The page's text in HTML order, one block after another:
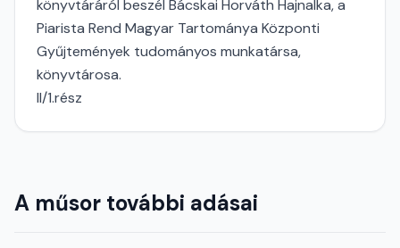
könyvtáráról beszél Bácskai Horváth Hajnalka, a
Piarista Rend Magyar Tartománya Központi
Gyűjtemények tudományos munkatársa,
könyvtárosa.
II/1.rész
A műsor további adásai